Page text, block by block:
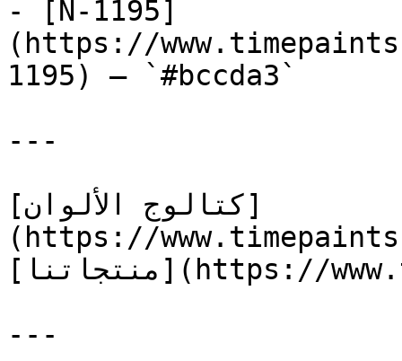
- [N-1195]
(https://
1195) — `#bccda3`
---
[كتالوج الألوان]
(https://
[منتجاتنا](https://www.timepaints.com/ar/products)
---